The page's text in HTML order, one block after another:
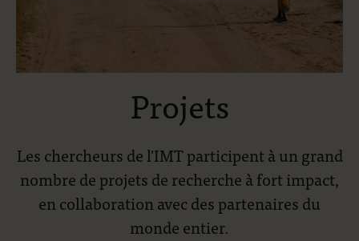
Projets
Les chercheurs de l'IMT participent à un grand
nombre de projets de recherche à fort impact,
en collaboration avec des partenaires du
monde entier.